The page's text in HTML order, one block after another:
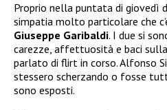
Proprio nella puntata di giovedì
simpatia molto particolare che
Giuseppe Garibaldi. I due si
carezze, affettuosità e baci sulla
parlato di flirt in corso. Alfonso
stessero scherzando o fosse
sono esposti.